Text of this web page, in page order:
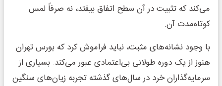
می‌کند که تثبیت در آن سطح اتفاق بیفتد، نه صرفاً لمس
کوتاه‌مدت آن.
با وجود نشانه‌های مثبت، نباید فراموش کرد که بورس تهران
هنوز از یک دوره طولانی بی‌اعتمادی عبور می‌کند. بسیاری از
سرمایه‌گذاران خرد در سال‌های گذشته تجربه زیان‌های سنگین